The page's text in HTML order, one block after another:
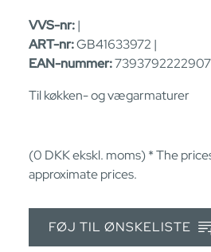
VVS-nr:|
ART-nr:GB41633972 |
EAN-nummer:7393792222907
Til køkken- og vægarmaturer
(0 DKKekskl. moms) * The
approximate prices.
FØJ TIL ØNSKELISTE